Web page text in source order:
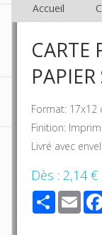
Accueil
CARTE
Format: 17x12
Finition:
Livré avec
Dès :2,14 €
Share